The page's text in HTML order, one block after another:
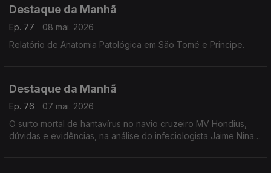
Destaque da Manhã
Ep. 77
08 mai. 2026
Relatório de Anatomia Patológica em São Tomé e Principe.
Destaque da Manhã
Ep. 76
07 mai. 2026
O surto mortal de hantavírus no navio cruzeiro MV Hondius,
dúvidas e evidências, na análise do infeciologista Jaime Nina,